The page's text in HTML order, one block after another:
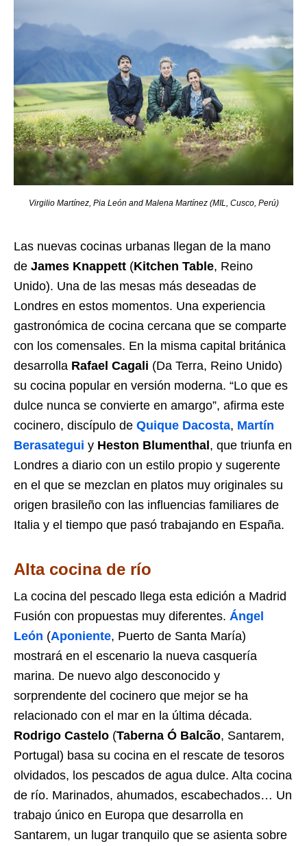
Virgilio Martínez, Pia León and Malena Martínez (MIL, Cusco, Perú)
Las nuevas cocinas urbanas llegan de la mano
de James Knappett (Kitchen Table, Reino
Unido). Una de las mesas más deseadas de
Londres en estos momentos. Una experiencia
gastronómica de cocina cercana que se comparte
con los comensales. En la misma capital británica
desarrolla Rafael Cagali (Da Terra, Reino Unido)
su cocina popular en versión moderna. “Lo que es
dulce nunca se convierte en amargo”, afirma este
cocinero, discípulo de Quique Dacosta, Martín
Berasategui y Heston Blumenthal , que triunfa en
Londres a diario con un estilo propio y sugerente
en el que se mezclan en platos muy originales su
origen brasileño con las influencias familiares de
Italia y el tiempo que pasó trabajando en España.
Alta cocina de río
La cocina del pescado llega esta edición a Madrid
Fusión con propuestas muy diferentes. Ángel
León (Aponiente, Puerto de Santa María)
mostrará en el escenario la nueva casquería
marina. De nuevo algo desconocido y
sorprendente del cocinero que mejor se ha
relacionado con el mar en la última década.
Rodrigo Castelo (Taberna Ó Balcão, Santarem,
Portugal) basa su cocina en el rescate de tesoros
olvidados, los pescados de agua dulce. Alta cocina
de río. Marinados, ahumados, escabechados… Un
trabajo único en Europa que desarrolla en
Santarem, un lugar tranquilo que se asienta sobre